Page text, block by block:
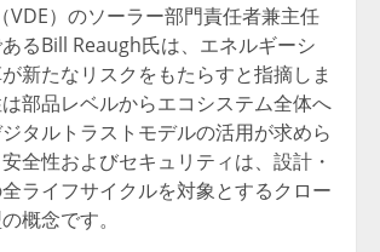
）のソーラー部門責任者兼主任
るBill Reaugh氏は、エネルギーシ
新たなリスクをもたらすと指摘しま
部品レベルからエコシステム全体へ
タルトラストモデルの活用が求めら
全性およびセキュリティは、設計・
ライフサイクルを対象とするクロー
概念です。